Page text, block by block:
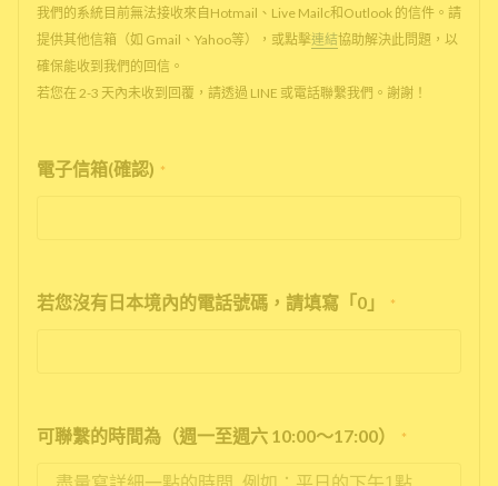
我們的系統目前無法接收來自Hotmail、Live Mailc和Outlook 的信件。請
提供其他信箱（如 Gmail、Yahoo等），或點擊連結協助解決此問題，以
確保能收到我們的回信。
若您在 2-3 天內未收到回覆，請透過 LINE 或電話聯繫我們。謝謝！
電子信箱(確認) *
若您沒有日本境內的電話號碼，請填寫「0」 *
可聯繫的時間為（週一至週六 10:00～17:00） *